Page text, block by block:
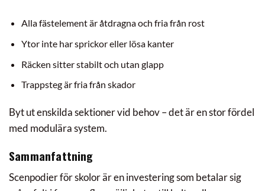
Alla fästelement är åtdragna och fria från rost
Ytor inte har sprickor eller lösa kanter
Räcken sitter stabilt och utan glapp
Trappsteg är fria från skador
Byt ut enskilda sektioner vid behov – det är en stor fördel
med modulära system.
Sammanfattning
Scenpodier för skolor är en investering som betalar sig